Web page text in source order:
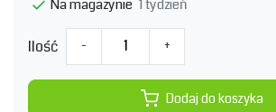
Na magazynie 1 tydzień
Ilość - +
Dodaj do koszyka